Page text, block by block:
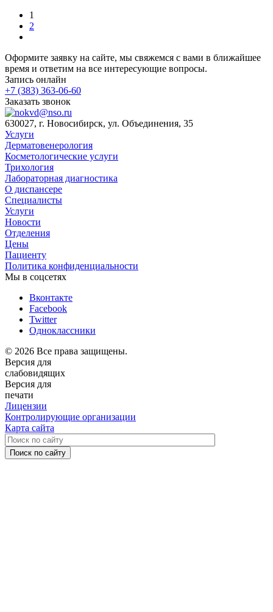
1
2
Оформите заявку на сайте, мы свяжемся с вами в ближайшее
время и ответим на все интересующие вопросы.
Запись онлайн
+7 (383) 363-06-60
Заказать звонок
630027, г. Новосибирск, ул. Объединения, 35
Услуги
Дерматовенерология
Косметологические услуги
Трихология
Лабораторная диагностика
О диспансере
Специалисты
Услуги
Новости
Отделения
Цены
Пациенту
Политика конфиденциальности
Мы в соцсетях
Вконтакте
Facebook
Twitter
Одноклассники
© 2026 Все права защищены.
Версия для
слабовидящих
Версия для
печати
Лицензии
Контролирующие организации
Карта сайта
Поиск по сайту